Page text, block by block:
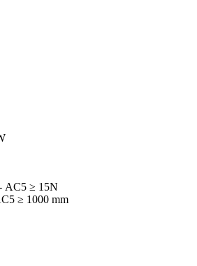
AC5 ≥ 15N
≥ 1000 mm